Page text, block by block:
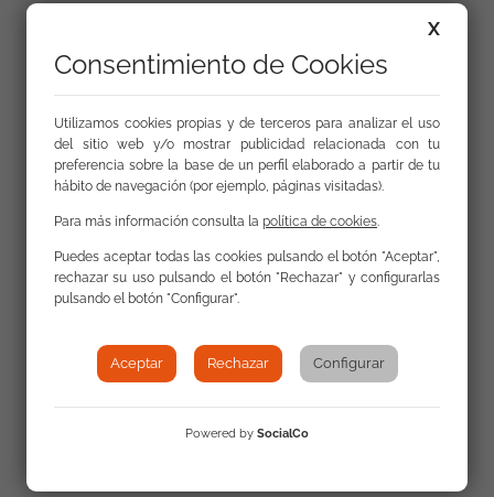
X
Consentimiento de Cookies
Utilizamos cookies propias y de terceros para analizar el uso
del sitio web y/o mostrar publicidad relacionada con tu
preferencia sobre la base de un perfil elaborado a partir de tu
hábito de navegación (por ejemplo, páginas visitadas).
Para más información consulta la política de cookies.
Puedes aceptar todas las cookies pulsando el botón "Aceptar",
rechazar su uso pulsando el botón "Rechazar" y configurarlas
pulsando el botón "Configurar".
Aceptar Rechazar Configurar
Powered by SocialCo